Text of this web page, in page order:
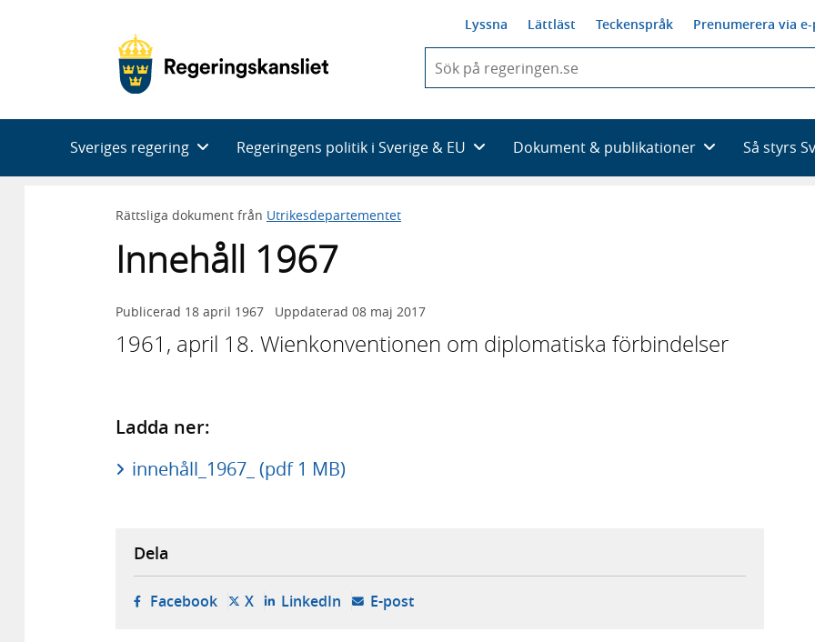
Lyssna Lättläst Teckenspråk Prenumerera via
du
skriva
framträder
en
Sveriges regering Regeringens politik i Sverige & EU Dokument & publikationer Så styrs
Rättsliga dokument från Utrikesdepartementet
Innehåll 1967
Publicerad 18 april 1967 Uppdaterad 08 maj 2017
1961, april 18. Wienkonventionen om diplomatiska förbindelser
Ladda ner:
innehåll_1967_ (pdf 1 MB)
Dela
Facebook- öppnas i ny flik, extern webbplats,
X- öppnas i ny flik, extern webbplats,
LinkedIn- öppnas i ny flik, extern webbplats,
E-post- öppnar din e-postklient,